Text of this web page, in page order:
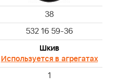
38
532 16 59-36
Шкив
Используется в агрегатах
1